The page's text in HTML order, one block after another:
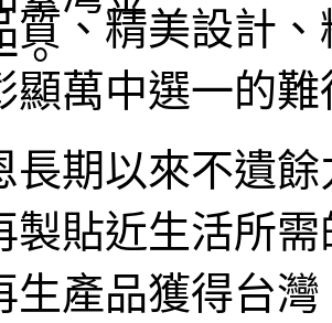
質、精美設計
顯萬中選一的
長期以來不遺
製貼近生活所
生產品獲得台